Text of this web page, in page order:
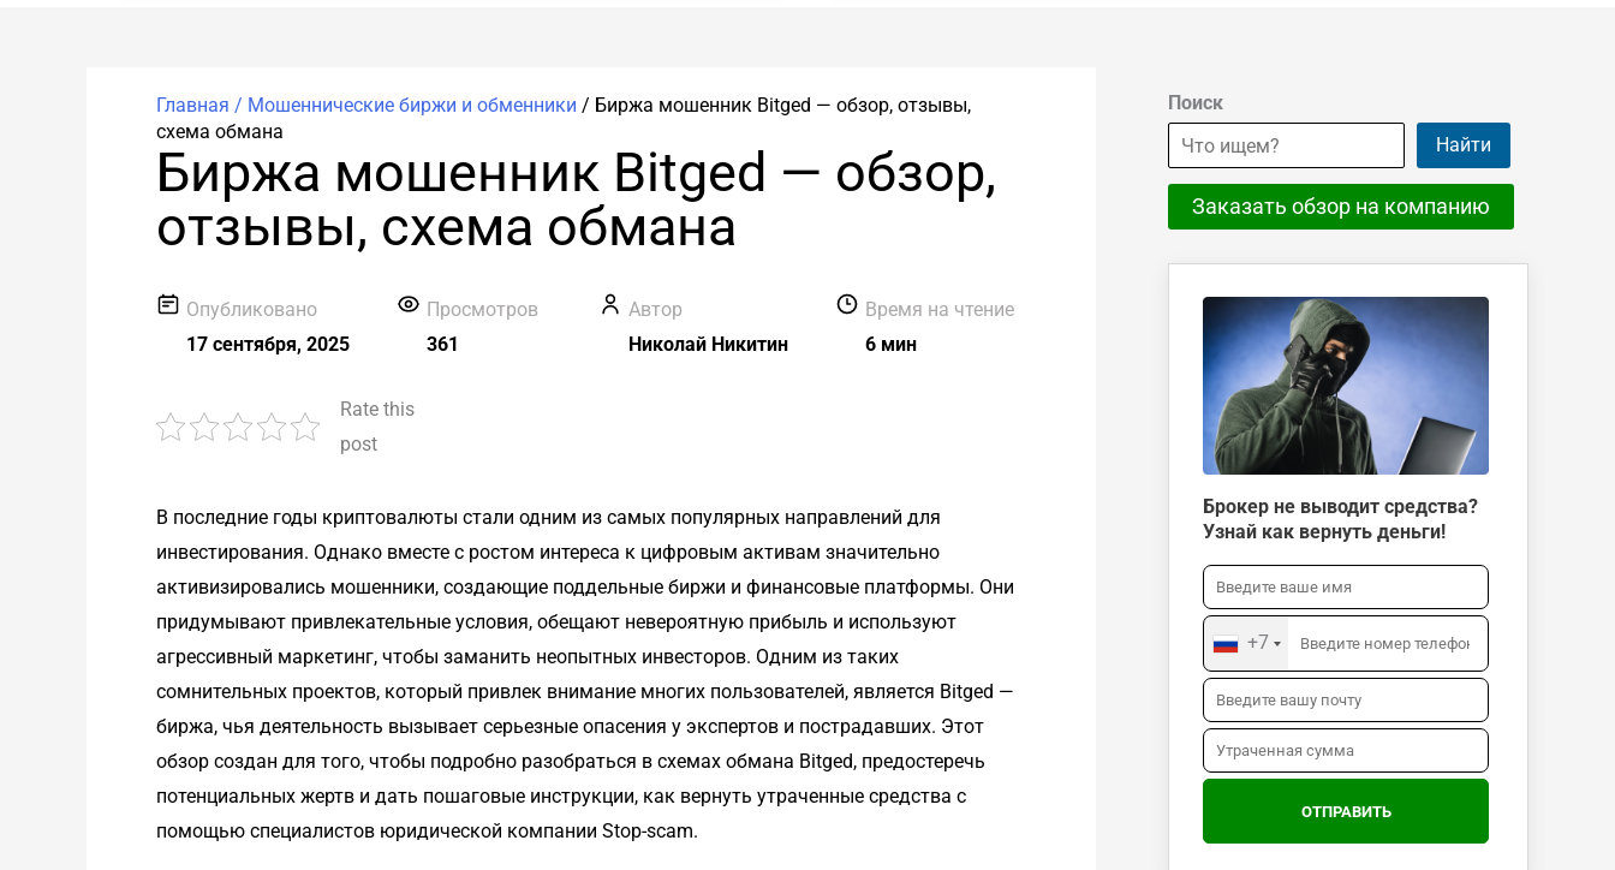
Главная / Мошеннические биржи и обменники / Биржа мошенник Bitged — обзор, отзывы,
схема обмана
Биржа мошенник Bitged — обзор,
отзывы, схема обмана
Опубликовано
17 сентября, 2025
Просмотров
361
Автор
Николай Никитин
Время на чтение
6 мин
Rate this
post
В последние годы криптовалюты стали одним из самых популярных направлений для
инвестирования. Однако вместе с ростом интереса к цифровым активам значительно
активизировались мошенники, создающие поддельные биржи и финансовые платформы. Они
придумывают привлекательные условия, обещают невероятную прибыль и используют
агрессивный маркетинг, чтобы заманить неопытных инвесторов. Одним из таких
сомнительных проектов, который привлек внимание многих пользователей, является Bitged —
биржа, чья деятельность вызывает серьезные опасения у экспертов и пострадавших. Этот
обзор создан для того, чтобы подробно разобраться в схемах обмана Bitged, предостеречь
потенциальных жертв и дать пошаговые инструкции, как вернуть утраченные средства с
помощью специалистов юридической компании Stop-scam.
Поиск
Найти
Заказать обзор на компанию
Брокер не выводит средства?
Узнай как вернуть деньги!
+7